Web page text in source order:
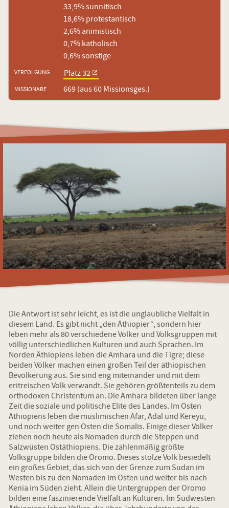
33,9% sunnitisch
18,6% protestantisch
2,6% animistisch
0,7% katholisch
0,6% sonstige
VERFOLGUNG Platz 32
MISSIONARE 669 (aus 60 Missionsges.)
Die Antwort ist sehr leicht, es ist die unglaubliche Vielfalt in
diesem Land. Es gibt nicht „den Äthiopier“, sondern hier
leben mehr als 80 verschiedene Völker und Volksgruppen mit
völlig unterschiedlichen Kulturen und auch Sprachen. Im
Norden Äthiopiens leben die Amhara und die Tigre; diese
beiden Völker machen einen großen Teil der äthiopischen
Bevölkerung aus. Sie sind eng miteinander und mit dem
eritreischen Volk verwandt. Sie gehören größtenteils zu dem
orthodoxen Christentum an. Die Amhara bildeten über lange
Zeit die soziale und politische Elite des Landes. Im Osten
Äthiopiens leben die muslimischen Afar, Adal und Kereyu,
und noch weiter gen Osten die Somalis. Einige dieser Völker
ziehen noch heute als Nomaden durch die Steppen und
Salzwüsten Ostäthiopiens. Die zahlenmäßig größte
Volksgruppe bilden die Oromo. Dieses stolze Volk besiedelt
ein großes Gebiet, das sich von der Grenze zum Sudan im
Westen bis zu den Nomaden im Osten und weiter bis nach
Kenia im Süden zieht. Allein die Untergruppen der Oromo
bilden eine faszinierende Vielfalt an Kulturen. Im Südwesten